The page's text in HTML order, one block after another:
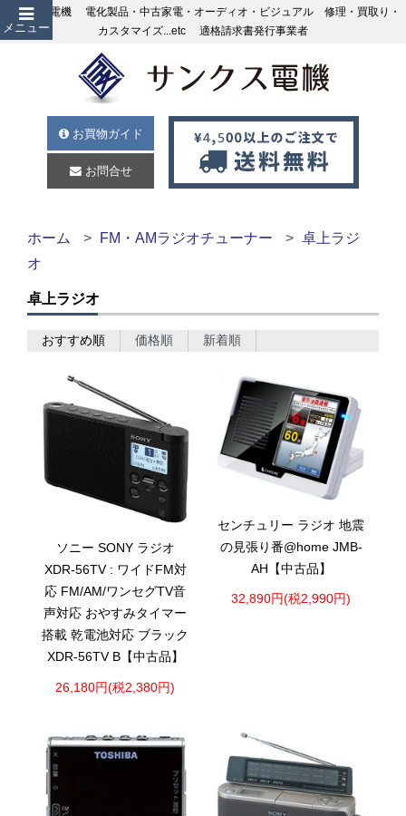
メニュー
サンクス電機 電化製品・中古家電・オーディオ・ビジュアル 修理・買取り・
カスタマイズ...etc 適格請求書発行事業者
お買物ガイド
お問合せ
ホーム FM・AMラジオチューナー
卓上ラジ
オ
卓上ラジオ
おすすめ順 価格順 新着順
ソニー SONY ラジオ
XDR-56TV : ワイドFM対
応 FM/AM/ワンセグTV音
声対応 おやすみタイマー
搭載 乾電池対応 ブラック
XDR-56TV B【中古品】
26,180円(税2,380円)
センチュリー ラジオ 地震
の見張り番@home JMB-
AH【中古品】
32,890円(税2,990円)